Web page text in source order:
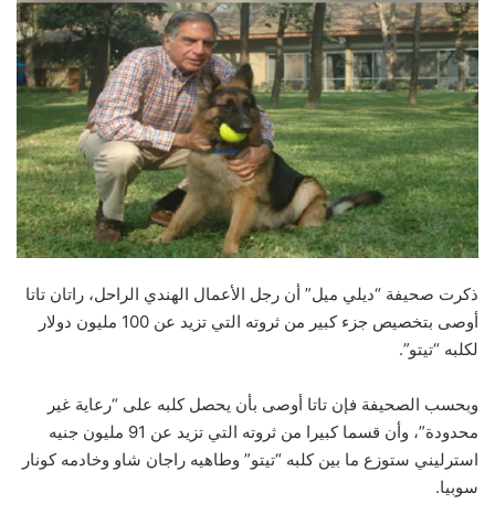
ذكرت صحيفة “ديلي ميل” أن رجل الأعمال الهندي الراحل، راتان تاتا
أوصى بتخصيص جزء كبير من ثروته التي تزيد عن 100 مليون دولار
لكلبه “تيتو”.
وبحسب الصحيفة فإن تاتا أوصى بأن يحصل كلبه على “رعاية غير
محدودة”، وأن قسما كبيرا من ثروته التي تزيد عن 91 مليون جنيه
استرليني ستوزع ما بين كلبه “تيتو” وطاهيه راجان شاو وخادمه كونار
سوبيا.